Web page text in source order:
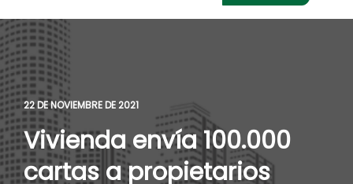
22 DE NOVIEMBRE DE 2021
Vivienda envía 100.000
cartas a propietarios